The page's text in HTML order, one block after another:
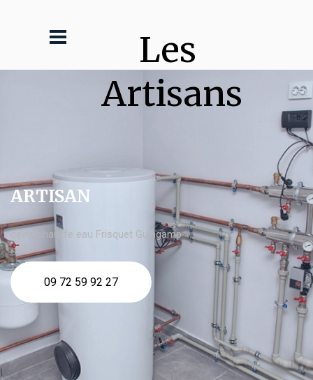
Les
Artisans
ARTISAN
devis chauffe eau Frisquet Guingamp
09 72 59 92 27